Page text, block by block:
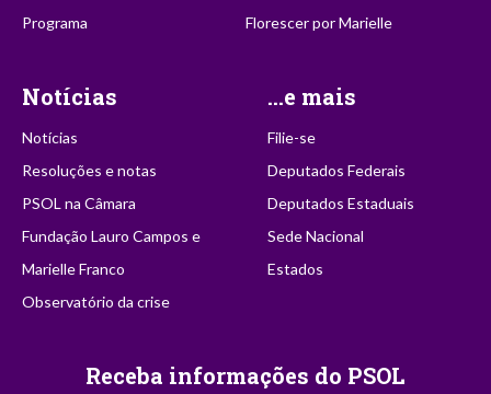
Programa
Florescer por Marielle
Notícias
Notícias
Resoluções e notas
PSOL na Câmara
Fundação Lauro Campos e
Marielle Franco
Observatório da crise
...e mais
Filie-se
Deputados Federais
Deputados Estaduais
Sede Nacional
Estados
Receba informações do PSOL